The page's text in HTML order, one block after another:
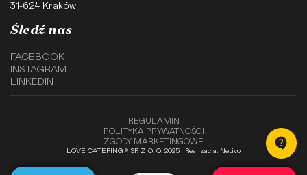
31-624 Kraków
Śledź nas
FACEBOOK
INSTAGRAM
LINKEDIN
REGULAMIN
POLITYKA PRYWATNOŚCI
ZGODY MARKETINGOWE
LOVE CATERING © SP. Z O. O. 2025 Realizacja: Netivo